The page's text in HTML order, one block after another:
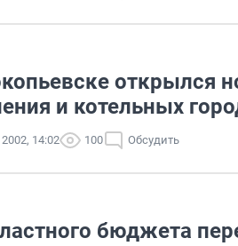
открылся
и котельных
14:02 100 Обсудить
бюджета